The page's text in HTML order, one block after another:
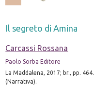
Il segreto di Amina
Carcassi Rossana
Paolo Sorba Editore
La Maddalena, 2017; br., pp. 464.
(Narrativa).